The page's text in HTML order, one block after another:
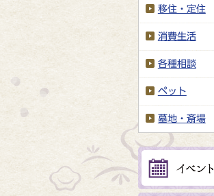
移住・定住
消費生活
各種相談
ペット
墓地・斎場